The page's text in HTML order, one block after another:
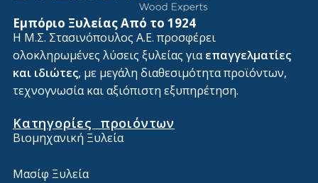
Εμπόριο Ξυλείας Από το 1924
Η Μ.Σ. Στασινόπουλος Α.Ε. προσφέρει
ολοκληρωμένες λύσεις ξυλείας γιαεπαγγελματίες
και ιδιώτες, με μεγάλη διαθεσιμότητα προϊόντων,
τεχνογνωσία και αξιόπιστη εξυπηρέτηση.
Κατηγορίες προιόντων
Βιομηχανική Ξυλεία
Μασίφ Ξυλεία